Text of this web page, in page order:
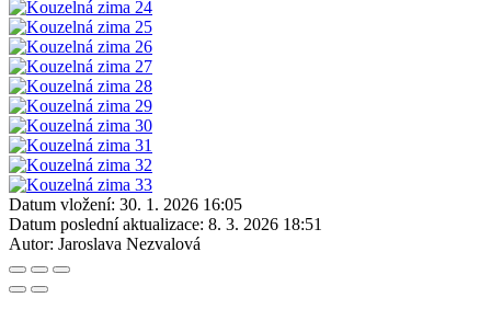
Datum vložení: 30. 1. 2026 16:05
Datum poslední aktualizace: 8. 3. 2026 18:51
Autor: Jaroslava Nezvalová